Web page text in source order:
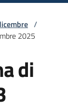
/
2025
di